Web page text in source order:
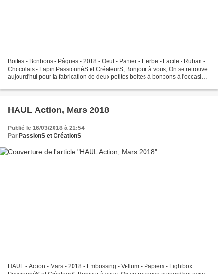
Boites - Bonbons - Pâques - 2018 - Oeuf - Panier - Herbe - Facile - Ruban -
Chocolats - Lapin PassionnéS et CréateurS, Bonjour à vous, On se retrouve
aujourd'hui pour la fabrication de deux petites boites à bonbons à l'occasion
HAUL Action, Mars 2018
Publié le 16/03/2018 à 21:54
Par PassionS et CréationS
HAUL - Action - Mars - 2018 - Embossing - Vellum - Papiers - Lightbox